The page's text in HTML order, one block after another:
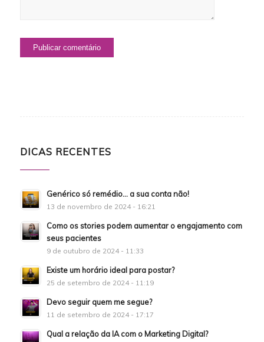
DICAS RECENTES
Genérico só remédio… a sua conta não!
13 de novembro de 2024 - 16:21
Como os stories podem aumentar o engajamento com
seus pacientes
9 de outubro de 2024 - 11:33
Existe um horário ideal para postar?
25 de setembro de 2024 - 11:19
Devo seguir quem me segue?
11 de setembro de 2024 - 17:17
Qual a relação da IA com o Marketing Digital?